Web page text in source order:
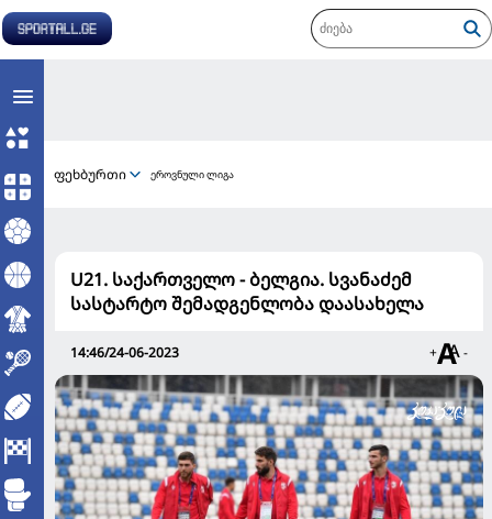
ფეხბურთი ეროვნული ლიგა
U21. საქართველო - ბელგია. სვანაძემ
სასტარტო შემადგენლობა დაასახელა
14:46/24-06-2023 + -